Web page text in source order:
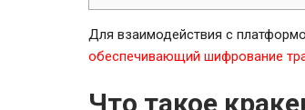
Для взаимодействия с
обеспечивающий шифрование
Что такое